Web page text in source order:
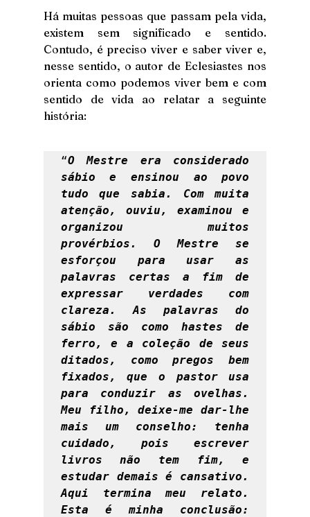
Há muitas pessoas que passam pela vida,
existem sem significado e sentido.
Contudo, é preciso viver e saber viver e,
nesse sentido, o autor de Eclesiastes nos
orienta como podemos viver bem e com
sentido de vida ao relatar a seguinte
história:
“O Mestre era considerado
sábio e ensinou ao povo
tudo que sabia. Com muita
atenção, ouviu, examinou e
organizou muitos
provérbios. O Mestre se
esforçou para usar as
palavras certas a fim de
expressar verdades com
clareza. As palavras do
sábio são como hastes de
ferro, e a coleção de seus
ditados, como pregos bem
fixados, que o pastor usa
para conduzir as ovelhas.
Meu filho, deixe-me dar-lhe
mais um conselho: tenha
cuidado, pois escrever
livros não tem fim, e
estudar demais é cansativo.
Aqui termina meu relato.
Esta é minha conclusão: